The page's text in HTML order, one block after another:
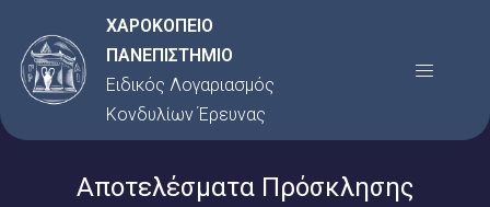
στο
περιεχόμενο
ΧΑΡΟΚΟΠΕΙΟ
ΠΑΝΕΠΙΣΤΗΜΙΟ
Ειδικός Λογαριασμός
Κονδυλίων Έρευνας
Menu
Αποτελέσματα Πρόσκλησης